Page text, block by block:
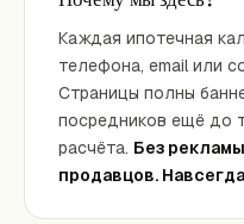
Каждая ипотечная
телефона, email или
Страницы полны
посредников ещё до
расчёта. Без
продавцов.